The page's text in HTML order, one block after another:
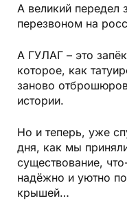
А великий передел
перезвоном на
А ГУЛАГ – это
которое, как
заново
истории.
Но и теперь, уже
дня, как мы
существование,
надёжно и уютно
крышей…